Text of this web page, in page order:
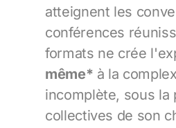
atteignent les
conférences
formats ne crée
même* à la
incomplète, sous la
collectives de son